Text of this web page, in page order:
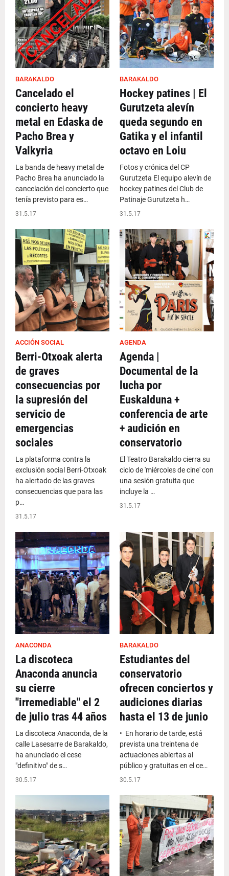
BARAKALDO
Cancelado el
concierto heavy
metal en Edaska de
Pacho Brea y
Valkyria
La banda de heavy metal de
Pacho Brea ha anunciado la
cancelación del concierto que
tenía previsto para es…
31.5.17
BARAKALDO
Hockey patines | El
Gurutzeta alevín
queda segundo en
Gatika y el infantil
octavo en Loiu
Fotos y crónica del CP
Gurutzeta El equipo alevín de
hockey patines del Club de
Patinaje Gurutzeta h…
31.5.17
ACCIÓN SOCIAL
Berri-Otxoak alerta
de graves
consecuencias por
la supresión del
servicio de
emergencias
sociales
La plataforma contra la
exclusión social Berri-Otxoak
ha alertado de las graves
consecuencias que para las
p…
31.5.17
AGENDA
Agenda |
Documental de la
lucha por
Euskalduna +
conferencia de arte
+ audición en
conservatorio
El Teatro Barakaldo cierra su
ciclo de 'miércoles de cine' con
una sesión gratuita que
incluye la …
31.5.17
ANACONDA
La discoteca
Anaconda anuncia
su cierre
"irremediable" el 2
de julio tras 44 años
La discoteca Anaconda, de la
calle Lasesarre de Barakaldo,
ha anunciado el cese
"definitivo" de s…
30.5.17
BARAKALDO
Estudiantes del
conservatorio
ofrecen conciertos y
audiciones diarias
hasta el 13 de junio
• En horario de tarde, está
prevista una treintena de
actuaciones abiertas al
público y gratuitas en el ce…
30.5.17